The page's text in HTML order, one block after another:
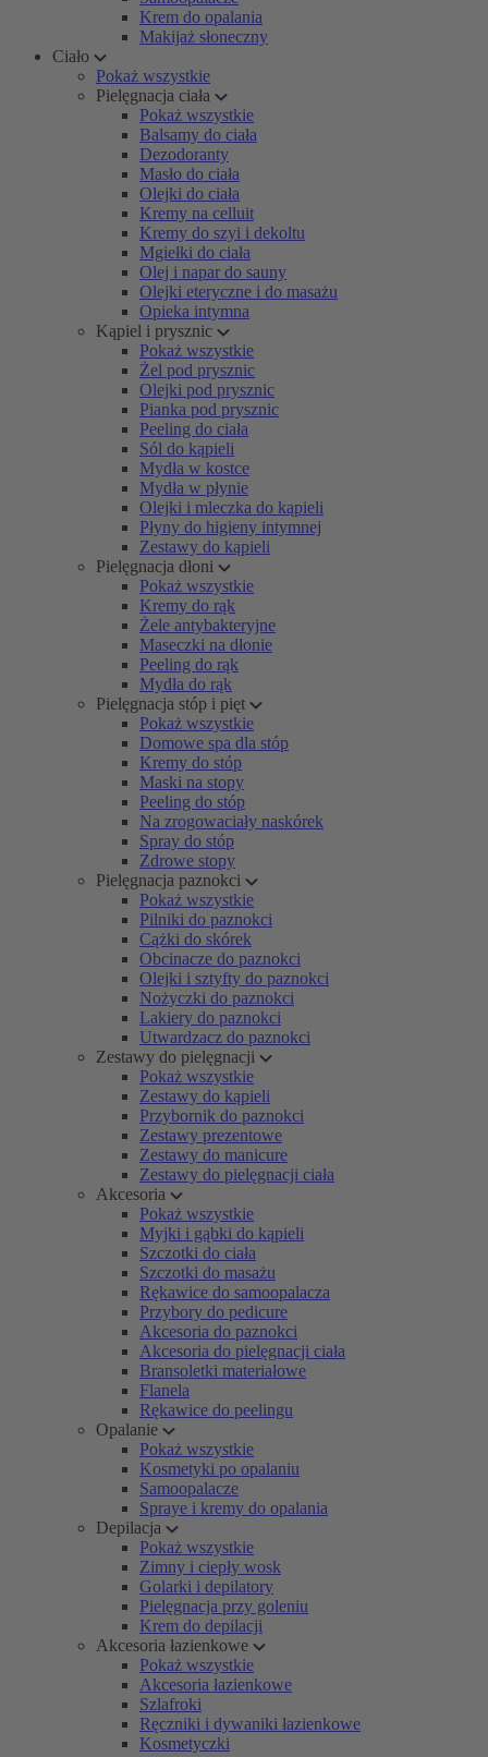
Krem do opalania
Makijaż słoneczny
Ciało
Pokaż wszystkie
Pielęgnacja ciała
Pokaż wszystkie
Balsamy do ciała
Dezodoranty
Masło do ciała
Olejki do ciała
Kremy na celluit
Kremy do szyi i dekoltu
Mgiełki do ciała
Olej i napar do sauny
Olejki eteryczne i do masażu
Opieka intymna
Kąpiel i prysznic
Pokaż wszystkie
Żel pod prysznic
Olejki pod prysznic
Pianka pod prysznic
Peeling do ciała
Sól do kąpieli
Mydła w kostce
Mydła w płynie
Olejki i mleczka do kąpieli
Płyny do higieny intymnej
Zestawy do kąpieli
Pielęgnacja dłoni
Pokaż wszystkie
Kremy do rąk
Żele antybakteryjne
Maseczki na dłonie
Peeling do rąk
Mydła do rąk
Pielęgnacja stóp i pięt
Pokaż wszystkie
Domowe spa dla stóp
Kremy do stóp
Maski na stopy
Peeling do stóp
Na zrogowaciały naskórek
Spray do stóp
Zdrowe stopy
Pielęgnacja paznokci
Pokaż wszystkie
Pilniki do paznokci
Cążki do skórek
Obcinacze do paznokci
Olejki i sztyfty do paznokci
Nożyczki do paznokci
Lakiery do paznokci
Utwardzacz do paznokci
Zestawy do pielęgnacji
Pokaż wszystkie
Zestawy do kąpieli
Przybornik do paznokci
Zestawy prezentowe
Zestawy do manicure
Zestawy do pielęgnacji ciała
Akcesoria
Pokaż wszystkie
Myjki i gąbki do kąpieli
Szczotki do ciała
Szczotki do masażu
Rękawice do samoopalacza
Przybory do pedicure
Akcesoria do paznokci
Akcesoria do pielęgnacji ciała
Bransoletki materiałowe
Flanela
Rękawice do peelingu
Opalanie
Pokaż wszystkie
Kosmetyki po opalaniu
Samoopalacze
Spraye i kremy do opalania
Depilacja
Pokaż wszystkie
Zimny i ciepły wosk
Golarki i depilatory
Pielęgnacja przy goleniu
Krem do depilacji
Akcesoria łazienkowe
Pokaż wszystkie
Akcesoria łazienkowe
Szlafroki
Ręczniki i dywaniki łazienkowe
Kosmetyczki